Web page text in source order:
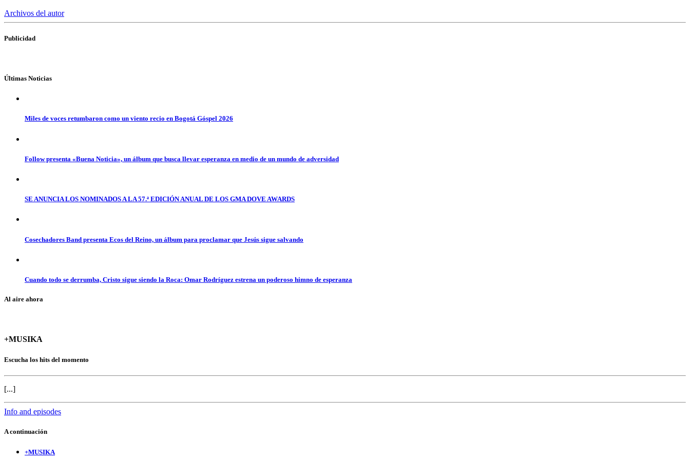
Archivos del autor
Publicidad
Últimas Noticias
Miles de voces retumbaron como un viento recio en Bogotá Góspel 2026
Follow presenta «Buena Noticia», un álbum que busca llevar esperanza en medio de un mundo de adversidad
SE ANUNCIA LOS NOMINADOS A LA 57.ª EDICIÓN ANUAL DE LOS GMA DOVE AWARDS
Cosechadores Band presenta Ecos del Reino, un álbum para proclamar que Jesús sigue salvando
Cuando todo se derrumba, Cristo sigue siendo la Roca: Omar Rodríguez estrena un poderoso himno de esperanza
Al aire ahora
+MUSIKA
Escucha los hits del momento
[...]
Info and episodes
A continuación
+MUSIKA